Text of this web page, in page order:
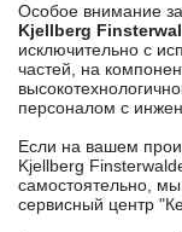
Особое внимание
Kjellberg
исключительно с
частей, на
персоналом с
Если на вашем
Kjellberg
самостоятельно,
сервисный центр